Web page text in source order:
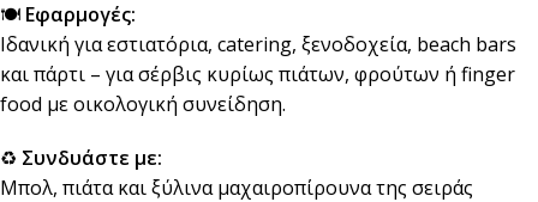
🍽️ Εφαρμογές:
Ιδανική για εστιατόρια, catering, ξενοδοχεία, beach bars
και πάρτι – για σέρβις κυρίως πιάτων, φρούτων ή finger
food με οικολογική συνείδηση.
♻️ Συνδυάστε με:
Μπολ, πιάτα και ξύλινα μαχαιροπίρουνα της σειράς